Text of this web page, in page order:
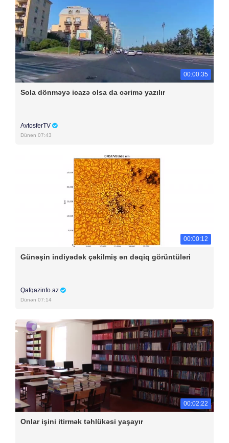
00:00:35
Sola dönməyə icazə olsa da cərimə yazılır
AvtosferTV
Dünən 07:43
00:00:12
Günəşin indiyədək çəkilmiş ən dəqiq görüntüləri
Qafqazinfo.az
Dünən 07:14
00:02:22
Onlar işini itirmək təhlükəsi yaşayır